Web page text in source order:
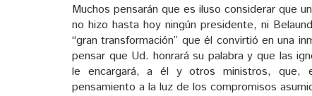
Muchos pensarán que es iluso considerar que
no hizo hasta hoy ningún presidente, ni
“gran transformación” que él convirtió en una
pensar que Ud. honrará su palabra y que las
le encargará, a él y otros ministros, que,
pensamiento a la luz de los compromisos